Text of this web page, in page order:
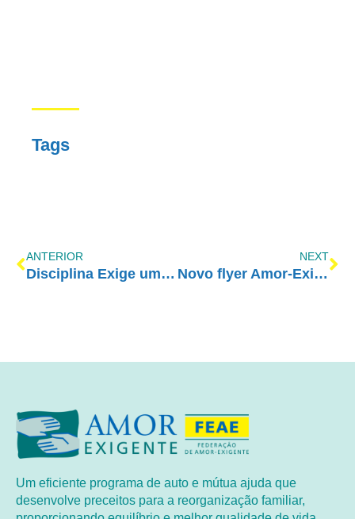
Tags
ANTERIOR
Disciplina Exige um Esforço que Vale a Pena
NEXT
Novo flyer Amor-Exigente para download
Um eficiente programa de auto e mútua ajuda que
desenvolve preceitos para a reorganização familiar,